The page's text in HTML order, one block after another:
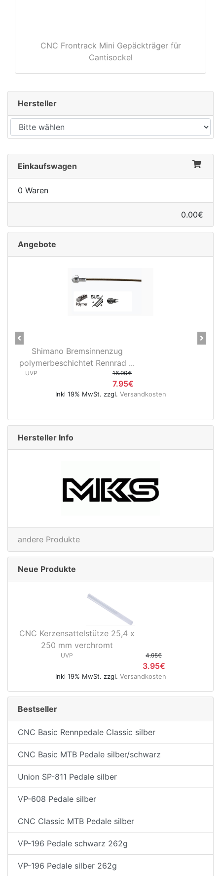
CNC Frontrack Mini Gepäckträger für
Cantisockel
Hersteller
Einkaufswagen
0 Waren
0.00€
Angebote
Bremsinnenzug
Rennrad ...
Inkl 19% MwSt. zzgl.Versandkosten
Previous Next
Hersteller Info
andere Produkte
Neue Produkte
CNC Kerzensattelstütze 25,4 x
250 mm verchromt
UVP 4.95€
3.95€
Inkl 19% MwSt. zzgl. Versandkosten
Bestseller
CNC Basic Rennpedale Classic silber
CNC Basic MTB Pedale silber/schwarz
Union SP-811 Pedale silber
VP-608 Pedale silber
CNC Classic MTB Pedale silber
VP-196 Pedale schwarz 262g
VP-196 Pedale silber 262g